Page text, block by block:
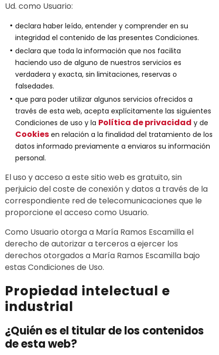
Ud. como Usuario:
declara haber leído, entender y comprender en su
integridad el contenido de las presentes Condiciones.
declara que toda la información que nos facilita
haciendo uso de alguno de nuestros servicios es
verdadera y exacta, sin limitaciones, reservas o
falsedades.
que para poder utilizar algunos servicios ofrecidos a
través de esta web, acepta explícitamente las siguientes
Condiciones de uso y la Política de privacidad y de
Cookies en relación a la finalidad del tratamiento de los
datos informado previamente a enviaros su información
personal.
El uso y acceso a este sitio web es gratuito, sin
perjuicio del coste de conexión y datos a través de la
correspondiente red de telecomunicaciones que le
proporcione el acceso como Usuario.
Como Usuario otorga a María Ramos Escamilla el
derecho de autorizar a terceros a ejercer los
derechos otorgados a María Ramos Escamilla bajo
estas Condiciones de Uso.
Propiedad intelectual e
industrial
¿Quién es el titular de los contenidos
de esta web?